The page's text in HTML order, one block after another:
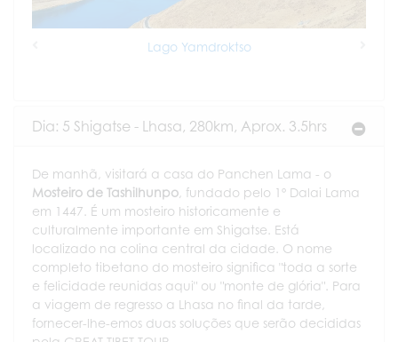
Lago Yamdroktso
Dia: 5 Shigatse - Lhasa, 280km, Aprox. 3.5hrs
De manhã, visitará a casa do Panchen Lama - o
Mosteiro de Tashilhunpo, fundado pelo 1º Dalai Lama
em 1447. É um mosteiro historicamente e
culturalmente importante em Shigatse. Está
localizado na colina central da cidade. O nome
completo tibetano do mosteiro significa "toda a sorte
e felicidade reunidas aqui" ou "monte de glória". Para
a viagem de regresso a Lhasa no final da tarde,
fornecer-lhe-emos duas soluções que serão decididas